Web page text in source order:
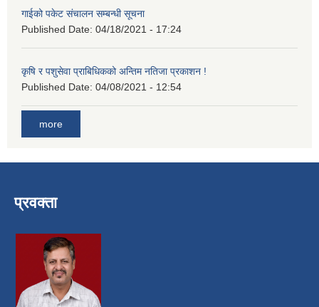
गाईको पकेट संचालन सम्बन्धी सूचना
Published Date: 04/18/2021 - 17:24
कृषि र पशुसेवा प्राबिधिकको अन्तिम नतिजा प्रकाशन !
Published Date: 04/08/2021 - 12:54
more
प्रवक्ता